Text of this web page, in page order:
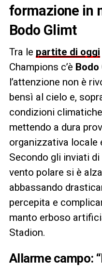
formazione in
Bodo Glimt
Tra le partite di oggi
Champions c’è Bodo
l’attenzione non è
bensì al cielo e,
condizioni
mettendo a dura
organizzativa locale
Secondo gli inviati di
vento polare si è
abbassando
percepita e
manto erboso
Stadion.
Allarme campo: